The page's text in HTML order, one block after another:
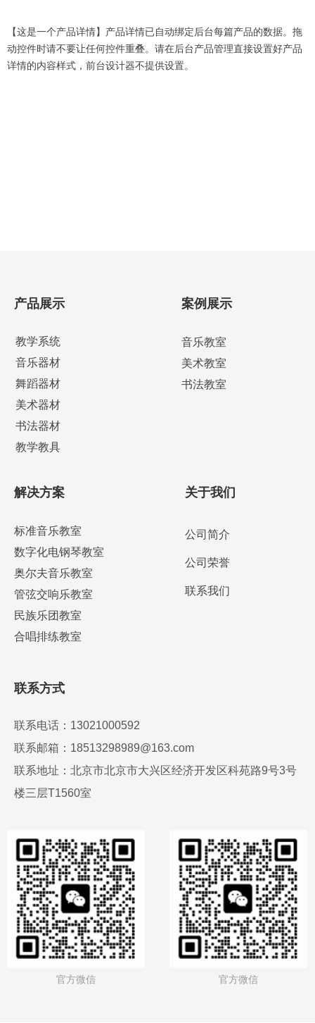
【这是一个产品详情】产品详情已自动绑定后台每篇产品的数据。拖
动控件时请不要让任何控件重叠。请在后台产品管理直接设置好产品
详情的内容样式，前台设计器不提供设置。
官方微信 官方微信
产品展示
教学系统
音乐器材
舞蹈器材
美术器材
书法器材
教学教具
案例展示
音乐教室
美术教室
书法教室
解决方案
标准音乐教室
数字化电钢琴教室
奥尔夫音乐教室
管弦交响乐教室
民族乐团教室
合唱排练教室
关于我们
公司简介
公司荣誉
联系我们
联系方式
联系电话：13021000592
联系邮箱：18513298989@163.com
联系地址：北京市北京市大兴区经济开发区科苑路9号3号
楼三层T1560室